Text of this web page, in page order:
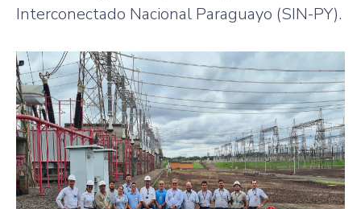
Interconectado Nacional Paraguayo (SIN-PY).